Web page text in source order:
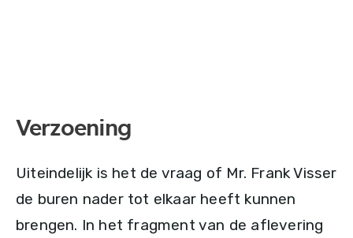
Verzoening
Uiteindelijk is het de vraag of Mr. Frank Visser
de buren nader tot elkaar heeft kunnen
brengen. In het fragment van de aflevering